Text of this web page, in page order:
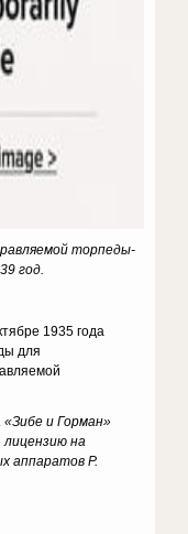
торпеды-
год.
1935 года
для
и Горман»
лицензию на
аппара­тов Р.